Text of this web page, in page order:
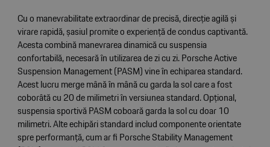
Cu o manevrabilitate extraordinar de precisă, direcție agilă și
virare rapidă, șasiul promite o experiență de condus captivantă.
Acesta combină manevrarea dinamică cu suspensia
confortabilă, necesară în utilizarea de zi cu zi. Porsche Active
Suspension Management (PASM) vine în echiparea standard.
Acest lucru merge mână în mână cu garda la sol care a fost
coborâtă cu 20 de milimetri în versiunea standard. Opțional,
suspensia sportivă PASM coboară garda la sol cu doar 10
milimetri. Alte echipări standard includ componente orientate
spre performanță, cum ar fi Porsche Stability Management